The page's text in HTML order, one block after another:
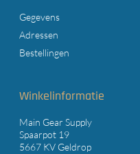
Gegevens
Adressen
Bestellingen
Winkelinformatie
Main Gear Supply
Spaarpot 19
5667 KV Geldrop